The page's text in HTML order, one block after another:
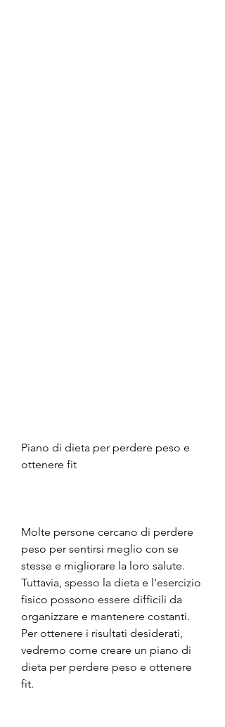
Piano di dieta per perdere peso e
ottenere fit
Molte persone cercano di perdere
peso per sentirsi meglio con se
stesse e migliorare la loro salute.
Tuttavia, spesso la dieta e l'esercizio
fisico possono essere difficili da
organizzare e mantenere costanti.
Per ottenere i risultati desiderati,
vedremo come creare un piano di
dieta per perdere peso e ottenere
fit.